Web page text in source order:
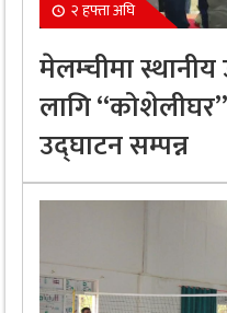
२ हफ्ता अघि
मेलम्चीमा स्थानीय
लागि “कोशेलीघर”
उद्घाटन सम्पन्न